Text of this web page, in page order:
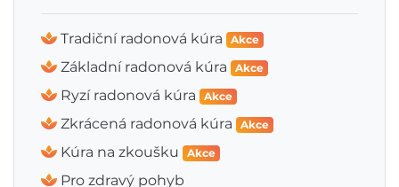
Tradiční radonová kúra Akce
Základní radonová kúra Akce
Ryzí radonová kúra Akce
Zkrácená radonová kúra Akce
Kúra na zkoušku Akce
Pro zdravý pohyb